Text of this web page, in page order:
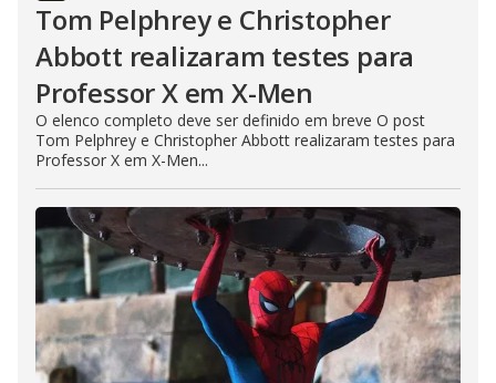
Tom Pelphrey e Christopher
Abbott realizaram testes para
Professor X em X-Men
O elenco completo deve ser definido em breve O post
Tom Pelphrey e Christopher Abbott realizaram testes para
Professor X em X-Men...